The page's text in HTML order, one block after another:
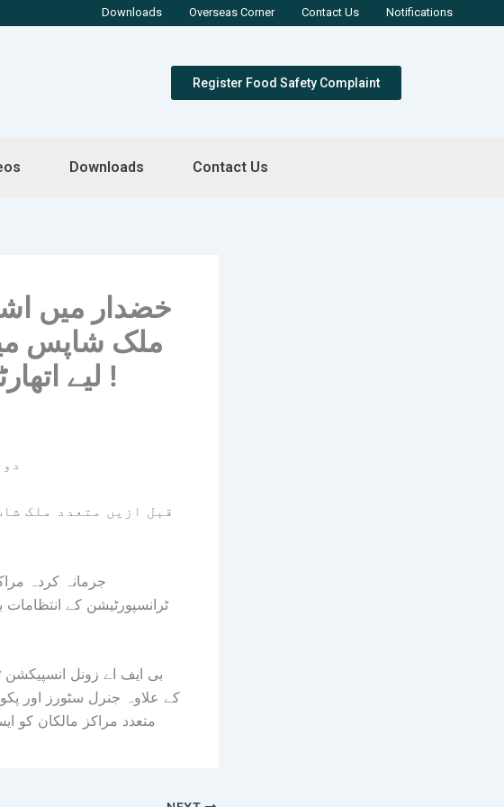
Downloads Overseas Corner Contact Us Notifications
Register Food Safety Complaint
Downloads Contact Us
خضدار میں
ملک شاپس
لیے اتھارٹی حکام کی خصوصی انسپیکشن !
قبل ازیں متعدد ملک
جرمانہ کردہ
ٹرانسپورٹیشن کے
بی ایف اے زونل
کے علاوہ جنرل سٹورز اور
متعدد مراکز مالکان کو